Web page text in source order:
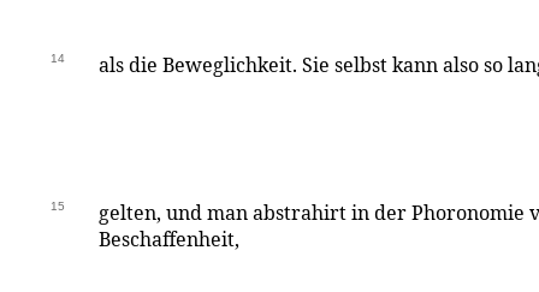
14 als die Beweglichkeit. Sie selbst kann also so
15
gelten, und man abstrahirt in der Phoronomie
Beschaffenheit,